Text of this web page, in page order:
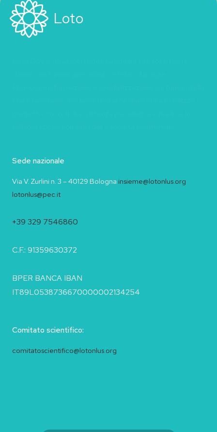
Loto
Sede nazionale
Via V. Zurlini n. 3 – 40129 Bologna insieme@lotonlus.org
lotonlus@pec.it
+39 329 7546860
C.F.: 91359630372
BPER BANCA IBAN
IT89L0538736670000002134254
Comitato scientifico:
comitatoscientifico@lotonlus.org